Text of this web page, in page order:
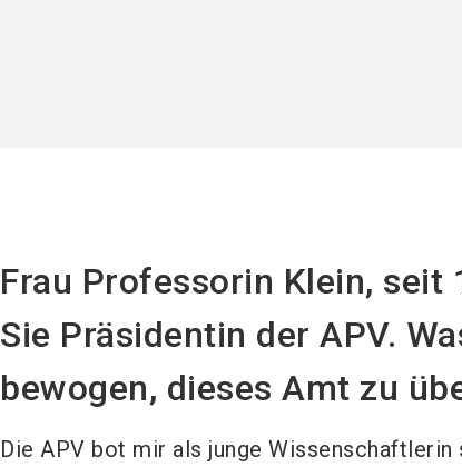
Frau Professorin Klein, seit
Sie Präsidentin der APV.
bewogen, dieses Amt zu
Die APV bot mir als junge